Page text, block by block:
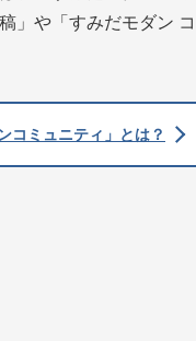
」や「すみだモダン
コミュニティ」とは？